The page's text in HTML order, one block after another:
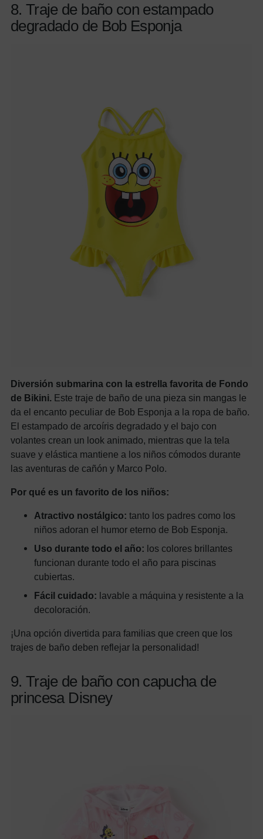
8. Traje de baño con estampado
degradado de Bob Esponja
Diversión submarina con la estrella favorita de Fondo
de Bikini. Este traje de baño de una pieza sin mangas le
da el encanto peculiar de Bob Esponja a la ropa de baño.
El estampado de arcoíris degradado y el bajo con
volantes crean un look animado, mientras que la tela
suave y elástica mantiene a los niños cómodos durante
las aventuras de cañón y Marco Polo.
Por qué es un favorito de los niños:
Atractivo nostálgico: tanto los padres como los
niños adoran el humor eterno de Bob Esponja.
Uso durante todo el año: los colores brillantes
funcionan durante todo el año para piscinas
cubiertas.
Fácil cuidado: lavable a máquina y resistente a la
decoloración.
¡Una opción divertida para familias que creen que los
trajes de baño deben reflejar la personalidad!
9. Traje de baño con capucha de
princesa Disney